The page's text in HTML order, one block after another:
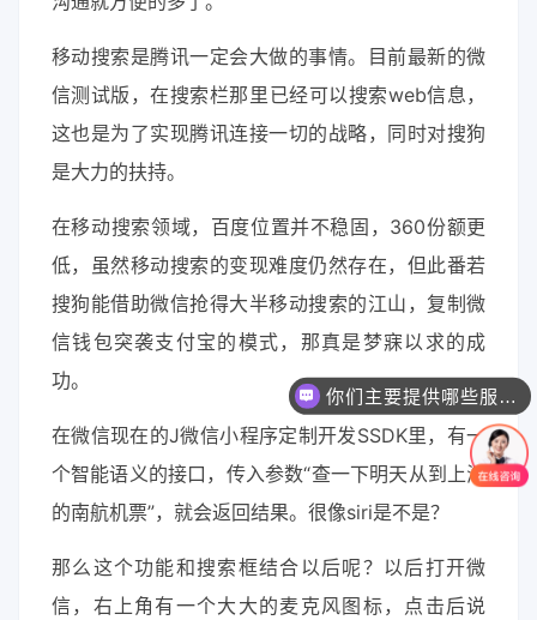
移动搜索是腾讯一定会大做的事情。目前最新的微
信测试版，在搜索栏那里已经可以搜索web信息，
这也是为了实现腾讯连接一切的战略，同时对搜狗
是大力的扶持。
在移动搜索领域，百度位置并不稳固，360份额更
低，虽然移动搜索的变现难度仍然存在，但此番若
搜狗能借助微信抢得大半移动搜索的江山，复制微
信钱包突袭支付宝的模式，那真是梦寐以求的成
功。
在微信现在的J微信小程序定制开发SSDK里，有一
个智能语义的接口，传入参数“查一下明天从到上海
的南航机票”，就会返回结果。很像siri是不是？
那么这个功能和搜索框结合以后呢？以后打开微
信，右上角有一个大大的麦克风图标，点击后说
你们主要提供哪些服务？可以根据需求定制吗？
一个网站/小程序/系统的价格是怎么计算的？